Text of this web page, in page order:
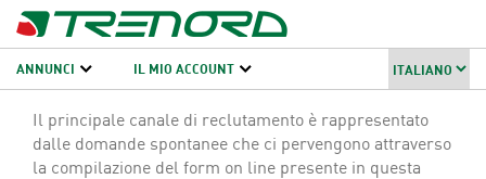
ANNUNCI IL MIO ACCOUNT
Il principale canale di reclutamento è rappresentato
dalle domande spontanee che ci pervengono attraverso
la compilazione del form on line presente in questa